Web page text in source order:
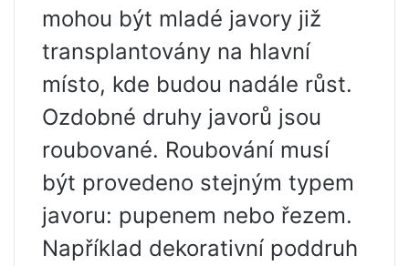
mohou být mladé javory již
transplantovány na hlavní
místo, kde budou nadále růst.
Ozdobné druhy javorů jsou
roubované. Roubování musí
být provedeno stejným typem
javoru: pupenem nebo řezem.
Například dekorativní poddruh